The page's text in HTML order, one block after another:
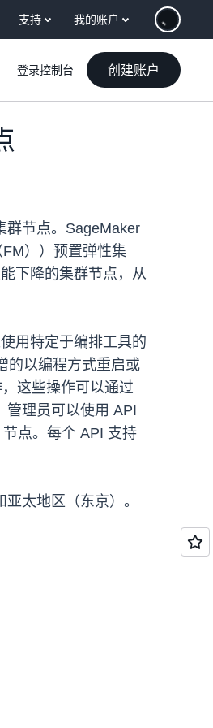
支持 我的账户
登录控制台 创建账户
群节点。SageMaker
））预置弹性集
下降的集群节点，从
用特定于编排工具的
的以编程方式重启或
这些操作可以通过
管理员可以使用 API
点。每个 API 支持
太地区（东京）。